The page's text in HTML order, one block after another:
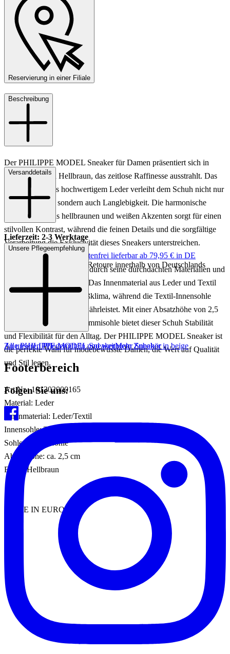
Reservierung in einer Filiale
Beschreibung
Der PHILIPPE MODEL Sneaker für Damen präsentiert sich in
einem eleganten Hellbraun, das zeitlose Raffinesse ausstrahlt. Das
Obermaterial aus hochwertigem Leder verleiht dem Schuh nicht nur
eine edle Optik, sondern auch Langlebigkeit. Die harmonische
Kombination aus hellbraunen und weißen Akzenten sorgt für einen
stilvollen Kontrast, während die feinen Details und die sorgfältige
Verarbeitung die Exklusivität dieses Sneakers unterstreichen.
Dieser Sneaker überzeugt durch seine durchdachten Materialien und
den hohen Tragekomfort. Das Innenmaterial aus Leder und Textil
bietet ein angenehmes Fußklima, während die Textil-Innensohle
zusätzlichen Komfort gewährleistet. Mit einer Absatzhöhe von 2,5
cm und einer robusten Gummisohle bietet dieser Schuh Stabilität
und Flexibilität für den Alltag. Der PHILIPPE MODEL Sneaker ist
die perfekte Wahl für modebewusste Damen, die Wert auf Qualität
und Stil legen.
Art.Nr.: 101302000165
Material: Leder
Innenmaterial: Leder/Textil
Innensohle: Textil
Sohle: Gummisohle
Absatzhöhe: ca. 2,5 cm
Farbe: Hellbraun
MADE IN EUROPE
Versanddetails
Lieferzeit: 2-3 Werktage
Keine Versandkosten:
kostenfrei lieferbar ab 79,95 € in DE
Einfache und Kostenlose Retoure innerhalb von Deutschlands
Unsere Pflegeempfehlung
Zu unseren Pflegemitteln und weiterem Zubehör
Alle PHILIPPE MODEL SneakerMehr Sneaker in beige
Footerbereich
Folgen Sie uns: